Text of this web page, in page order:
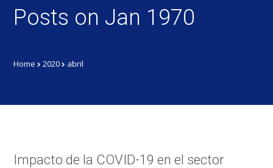
Posts on Jan 1970
Home 2020 abril
Impacto de la COVID-19 en el sector